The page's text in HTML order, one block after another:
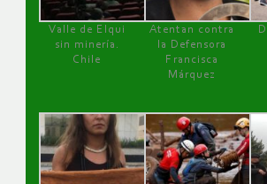
Valle de Elqui
sin minería.
Chile
Atentan contra
la Defensora
Francisca
Márquez